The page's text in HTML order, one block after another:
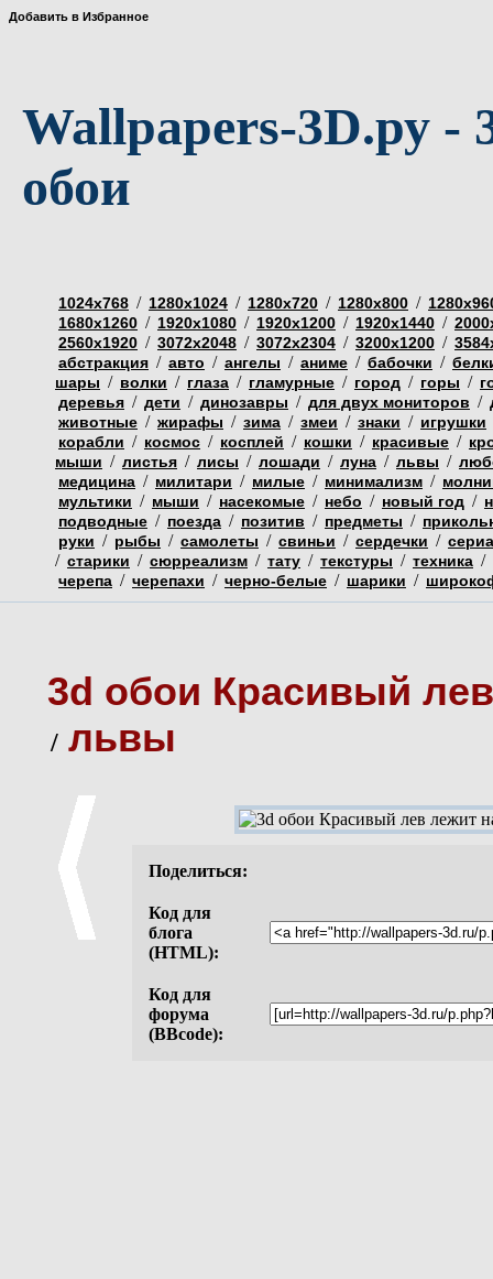
Добавить в Избранное
Wallpapers-3D.ру -
обои
1024х768 / 1280х1024 / 1280х720 / 1280х800 /
1680х1260 / 1920х1080 / 1920х1200 / 1920х1440 /
2560х1920 / 3072х2048 / 3072х2304 / 3200х1200 /
абстракция / авто / ангелы / аниме / бабочки /
шары / волки / глаза / гламурные / город / горы /
деревья / дети / динозавры / для двух мониторов /
животные / жирафы / зима / змеи / знаки / игрушки
корабли / космос / косплей / кошки / красивые /
мыши / листья / лисы / лошади / луна / львы /
медицина / милитари / милые / минимализм /
мультики / мыши / насекомые / небо / новый год /
подводные / поезда / позитив / предметы /
руки / рыбы / самолеты / свиньи / сердечки /
/ старики / сюрреализм / тату / текстуры / техника /
черепа / черепахи / черно-белые / шарики /
3d обои Красивый
/ львы
Поделиться:
Код для
блога
(HTML):
Код для
форума
(BBcode):